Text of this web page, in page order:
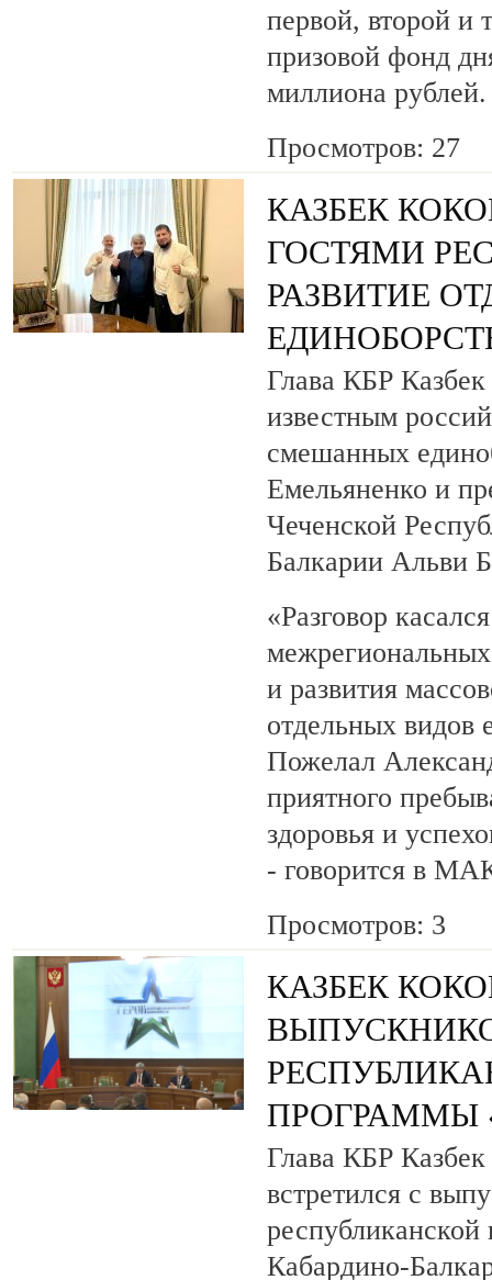
первой, второй и
призовой фонд
миллиона рублей.
Просмотров: 27
КАЗБЕК
ГОСТЯМИ
РАЗВИТИЕ
Глава КБР Казбек
известным
смешанных
Емельяненко и
Чеченской
Балкарии Альви
«Разговор
и развития
отдельных видов
Пожелал
приятного
здоровья и
- говорится в
Просмотров: 3
КАЗБЕК
ПРОГРАММЫ
Глава КБР Казбек
встретился с
Кабардино-